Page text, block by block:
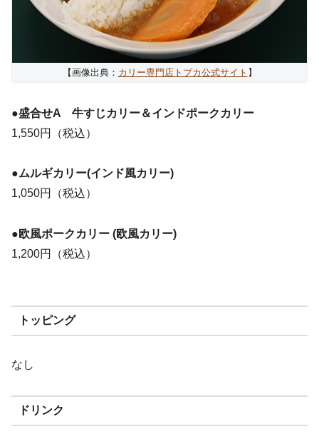
【画像出典： カリー専門店トプカ公式サイト 】
●盛合せA 牛すじカリー＆インドポークカリー
1,550円（税込）
●ムルギカリー(インド風カリー)
1,050円（税込）
●欧風ポークカリー (欧風カリー)
1,200円（税込）
トッピング
なし
ドリンク